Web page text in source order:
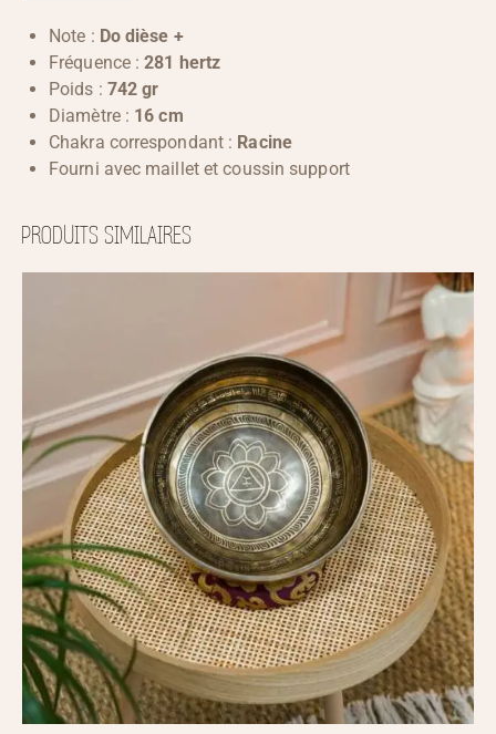
Note : Do dièse +
Fréquence :281 hertz
Poids : 742 gr
Diamètre : 16 cm
Chakra correspondant : Racine
Fourni avec maillet et coussin support
PRODUITS SIMILAIRES